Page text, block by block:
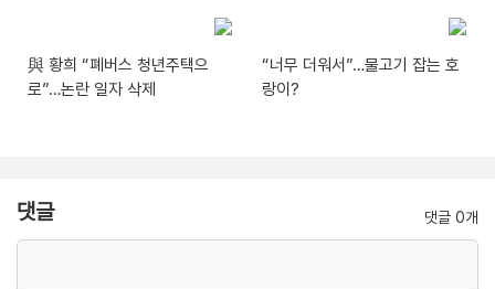
與 황희 “폐버스 청년주택으
로”…논란 일자 삭제
“너무 더워서”…물고기 잡는 호
랑이?
댓글 댓글 0개